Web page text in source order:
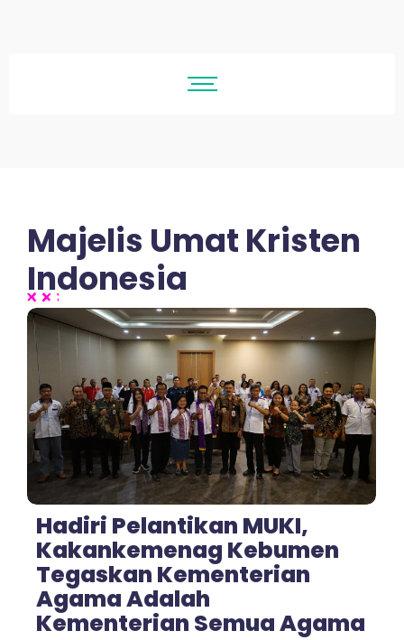
Majelis Umat Kristen
Indonesia
No Comments
Hadiri Pelantikan MUKI,
Kakankemenag Kebumen
Tegaskan Kementerian
Agama Adalah
Kementerian Semua Agama